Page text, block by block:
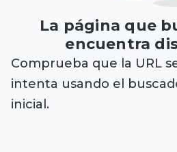
La página que
encuentra
Comprueba que la URL
intenta usando el
inicial.